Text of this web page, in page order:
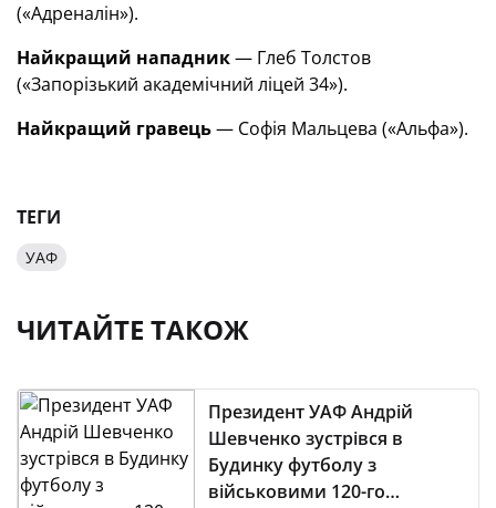
(«Адреналін»).
Найкращий нападник— Глеб Толстов
(«Запорізький академічний ліцей 34»).
Найкращий гравець— Софія Мальцева («Альфа»).
ТЕГИ
УАФ
ЧИТАЙТЕ ТАКОЖ
Президент УАФ Андрій
Шевченко зустрівся в
Будинку футболу з
військовими 120-го